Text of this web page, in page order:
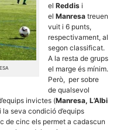
el Reddis i
el Manresa treuen
vuit i 6 punts,
respectivament, al
segon classificat.
A la resta de grups
el marge és mínim.
Però, per sobre
de qualsevol
invictes (Manresa, L’Albi
seva condició d’equips
de cinc els permet a cadascun
Necessàries
són
opcionals,
són
necessàries